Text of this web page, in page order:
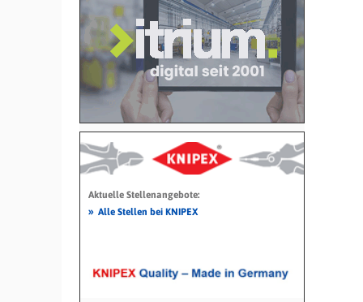
Aktuelle Stellenangebote:
» Alle Stellen bei KNIPEX